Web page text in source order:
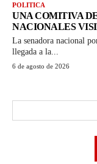
POLITICA
UNA COMITIVA
NACIONALES
La senadora nacional
llegada a la...
6 de agosto de 2026